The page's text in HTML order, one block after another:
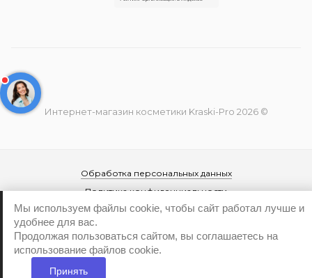
Интернет-магазин косметики Kraski-Pro 2026 ©
Обработка персональных данных
Политика конфиденциальности
Мы используем файлы cookie, чтобы сайт работал лучше и
удобнее для вас.
Продолжая пользоваться сайтом, вы соглашаетесь на
использование файлов cookie.
Принять